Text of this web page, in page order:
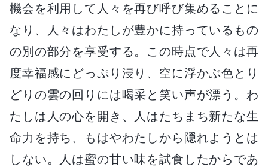
機会を利用して人々を再び呼び集めることに
なり、人々はわたしが豊かに持っているもの
の別の部分を享受する。この時点で人々は再
度幸福感にどっぷり浸り、空に浮かぶ色とり
どりの雲の回りには喝采と笑い声が漂う。わ
たしは人の心を開き、人はたちまち新たな生
命力を持ち、もはやわたしから隠れようとは
しない。人は蜜の甘い味を試食したからであ